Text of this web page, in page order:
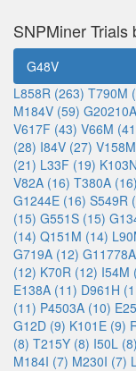
SNPMiner Trials
G48V
L858R (263) T790M
M184V (59)
V617F (43) V66M
(28) I84V (27)
(21) L33F (19)
V82A (16) T380A (16)
G1244E (16) S549R
(15) G551S (15)
(14) Q151M (14)
G719A (12)
(12) K70R (12) I54M
E138A (11) D961H
(11) P4503A (10)
G12D (9) K101E (9)
(8) T215Y (8) I50L (8)
M184I (7) M230I (7)